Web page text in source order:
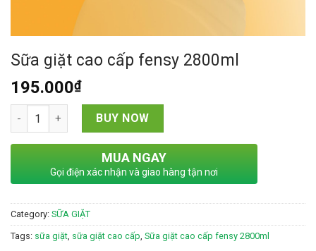
Sữa giặt cao cấp fensy 2800ml
195.000₫
Sữa giặt cao cấp fensy 2800ml quantity
BUY NOW
MUA NGAY
Gọi điện xác nhận và giao hàng tận nơi
Category: SỮA GIẶT
Tags: sữa giặt, sữa giặt cao cấp, Sữa giặt cao cấp fensy 2800ml